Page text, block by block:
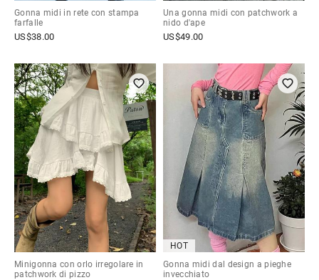
Gonna midi in rete con stampa
farfalle
US$38.00
Una gonna midi con patchwork a
nido d'ape
US$49.00
Minigonna con orlo irregolare in
patchwork di pizzo
HOT
Gonna midi dal design a pieghe
invecchiato